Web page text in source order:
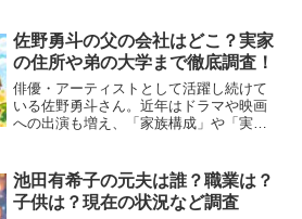
検索している方も多いのではないでしょ
うか。この記事では...
佐野勇斗の父の会社はどこ？実家
の住所や弟の大学まで徹底調査！
俳優・アーティストとして活躍し続けて
いる佐野勇斗さん。近年はドラマや映画
への出演も増え、「家族構成」や「実
います。この記事では、 佐野勇斗さんの
父親の会社はどこなのか ...
池田有希子の元夫は誰？職業は？
子供は？現在の状況など調査